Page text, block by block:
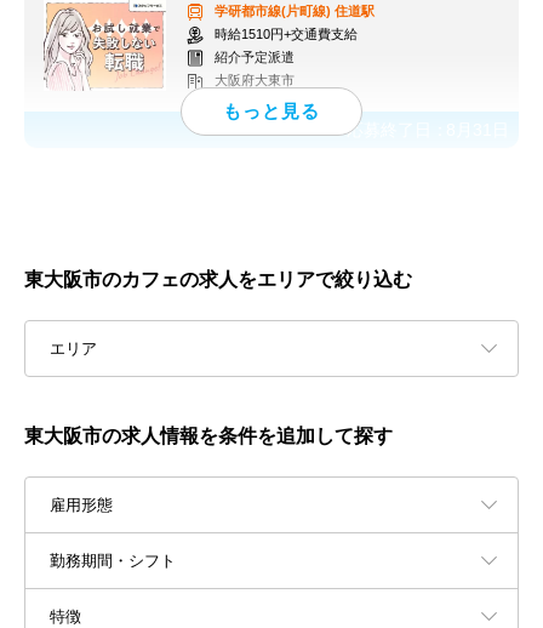
学研都市線(片町線) 住道駅
時給1510円+交通費支給
紹介予定派遣
大阪府大東市
応募終了日：
東大阪市のカフェの求人をエリアで絞り込む
エリア
東大阪市の求人情報を条件を追加して探す
雇用形態
勤務期間・シフト
特徴